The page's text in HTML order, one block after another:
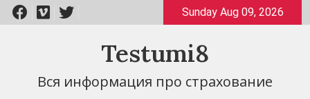
Перейти
к
Sunday Aug 09, 2026
Testumi8
Вся информация про страхование